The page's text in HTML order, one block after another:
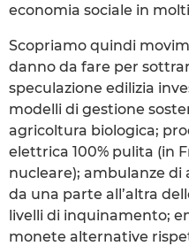
economia sociale in
Scopriamo quindi
danno da fare per
speculazione edilizia
modelli di gestione
agricoltura biologica;
elettrica 100% pulita (in
nucleare); ambulanze
da una parte all’altra
livelli di inquinamento;
monete alternative